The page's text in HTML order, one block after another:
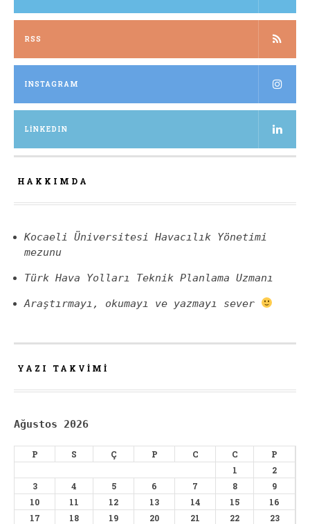
RSS
INSTAGRAM
LINKEDIN
HAKKIMDA
Kocaeli Üniversitesi Havacılık Yönetimi
mezunu
Türk Hava Yolları Teknik Planlama Uzmanı
Araştırmayı, okumayı ve yazmayı sever
YAZI TAKVIMI
Ağustos 2026
P S Ç P C C
P
1
2
3
4 5 6 7 8
9
10
11 12 13 14 15
16
17
18 19 20 21 22
23